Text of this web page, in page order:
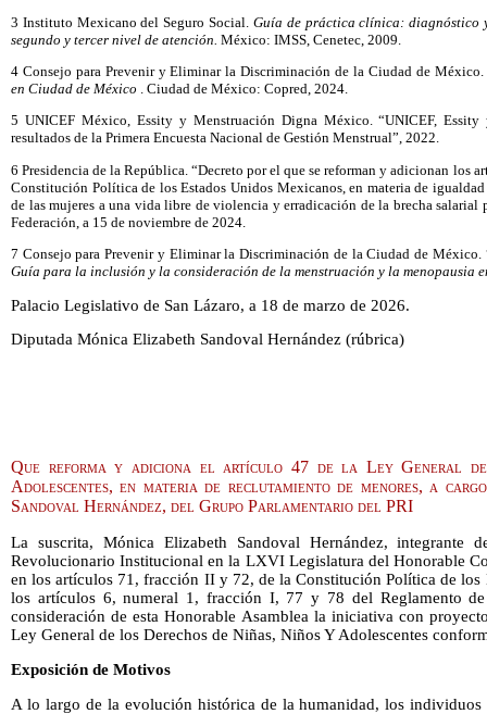
3 Instituto Mexicano del Seguro Social. Guía de práctica clínica: diagnóstico
segundo y tercer nivel de atención. México: IMSS, Cenetec, 2009.
4 Consejo para Prevenir y Eliminar la Discriminación de la Ciudad de
en Ciudad de México . Ciudad de México: Copred, 2024.
5 UNICEF México, Essity y Menstruación Digna México. “UNICEF,
resultados de la Primera Encuesta Nacional de Gestión Menstrual”, 2022.
6 Presidencia de la República. “Decreto por el que se reforman y adicionan los
Constitución Política de los Estados Unidos Mexicanos, en materia de
de las mujeres a una vida libre de violencia y erradicación de la brecha salarial
Federación, a 15 de noviembre de 2024.
7 Consejo para Prevenir y Eliminar la Discriminación de la Ciudad de México.
Guía para la inclusión y la consideración de la menstruación y la menopausia
Palacio Legislativo de San Lázaro, a 18 de marzo de 2026.
Diputada Mónica Elizabeth Sandoval Hernández (rúbrica)
Que reforma y adiciona el artículo 47 de la Ley General
Adolescentes, en materia de reclutamiento de menores, a
Sandoval Hernández, del Grupo Parlamentario del PRI
La suscrita, Mónica Elizabeth Sandoval Hernández, integrante
Revolucionario Institucional en la LXVI Legislatura del Honorable
en los artículos 71, fracción II y 72, de la Constitución Política de los
los artículos 6, numeral 1, fracción I, 77 y 78 del Reglamento
consideración de esta Honorable Asamblea la iniciativa con
Ley General de los Derechos de Niñas, Niños Y Adolescentes
Exposición de Motivos
A lo largo de la evolución histórica de la humanidad, los individuos